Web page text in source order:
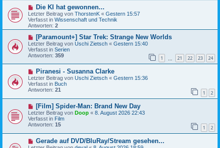
e
i
t
r
a
g
N
e
u
e
r
B
e
i
t
r
a
g
Die KI hat gewonnen...
Letzter Beitrag von ThorstenK « Gestern 15:57
Verfasst in Wissenschaft und Technik
Antworten: 2
N
e
u
e
r
B
i
t
r
g
[Paramount+] Star Trek: Strange New Worlds
Letzter Beitrag von Uschi Zietsch « Gestern 15:40
Verfasst in Serien
Antworten: 359 1 21 22 23 24
N
e
u
e
B
i
t
r
g
Piranesi - Susanna Clarke
Letzter Beitrag von Uschi Zietsch « Gestern 15:36
Verfasst in Buch
Antworten: 21 1 2
N
e
u
e
r
B
e
i
[Film] Spider-Man: Brand New Day
Letzter Beitrag von Doop « 8. August 2026 22:43
Verfasst in Film
Antworten: 15 1 2
N
e
Gerade auf DVD/BluRay/Stream gesehen...